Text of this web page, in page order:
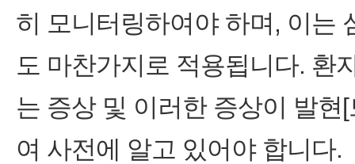
히 모니터링하여야 하며, 이는
도 마찬가지로 적용됩니다. 환
는 증상 및 이러한 증상이 발
여 사전에 알고 있어야 합니다.